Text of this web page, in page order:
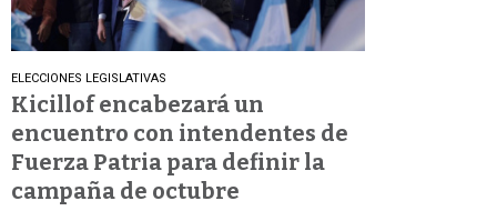
ELECCIONES LEGISLATIVAS
Kicillof encabezará un
encuentro con intendentes de
Fuerza Patria para definir la
campaña de octubre